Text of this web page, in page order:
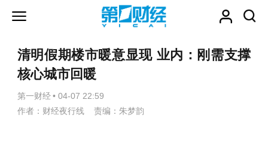
清明假期楼市暖意显现 业内：刚需支撑
核心城市回暖
第一财经 • 04-07 22:59
作者：财经夜行线 责编：朱梦韵